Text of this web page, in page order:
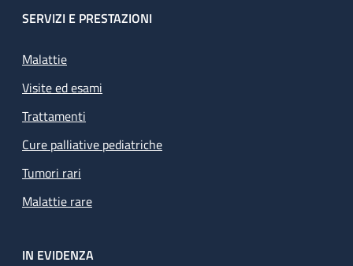
SERVIZI E PRESTAZIONI
Malattie
Visite ed esami
Trattamenti
Cure palliative pediatriche
Tumori rari
Malattie rare
IN EVIDENZA